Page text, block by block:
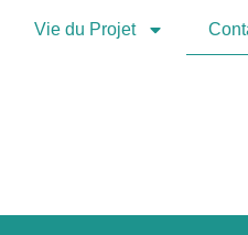
Vie du Projet